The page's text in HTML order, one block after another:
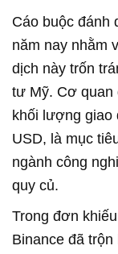
Cáo buộc đánh
năm nay nhằm
dịch này trốn
tư Mỹ. Cơ quan
khối lượng giao
USD, là mục
ngành công
quy củ.
Trong đơn
Binance đã